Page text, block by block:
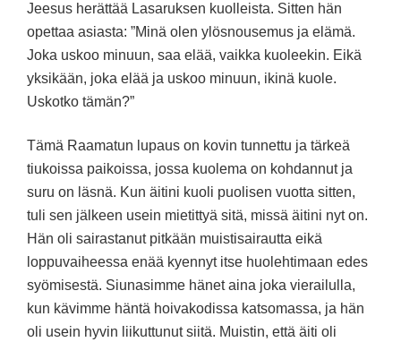
Jeesus herättää Lasaruksen kuolleista. Sitten hän
opettaa asiasta: ”Minä olen ylösnousemus ja elämä.
Joka uskoo minuun, saa elää, vaikka kuoleekin. Eikä
yksikään, joka elää ja uskoo minuun, ikinä kuole.
Uskotko tämän?”
Tämä Raamatun lupaus on kovin tunnettu ja tärkeä
tiukoissa paikoissa, jossa kuolema on kohdannut ja
suru on läsnä. Kun äitini kuoli puolisen vuotta sitten,
tuli sen jälkeen usein mietittyä sitä, missä äitini nyt on.
Hän oli sairastanut pitkään muistisairautta eikä
loppuvaiheessa enää kyennyt itse huolehtimaan edes
syömisestä. Siunasimme hänet aina joka vierailulla,
kun kävimme häntä hoivakodissa katsomassa, ja hän
oli usein hyvin liikuttunut siitä. Muistin, että äiti oli